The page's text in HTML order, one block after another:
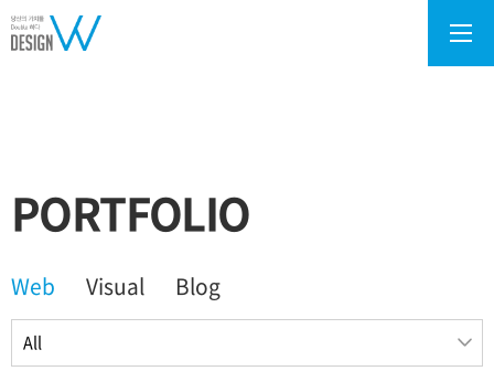
PORTFOLIO
Web Visual Blog
All